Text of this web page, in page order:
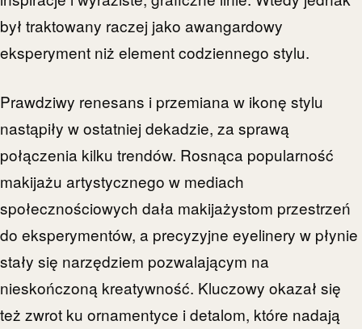
był traktowany raczej jako awangardowy
eksperyment niż element codziennego stylu.
Prawdziwy renesans i przemiana w ikonę stylu
nastąpiły w ostatniej dekadzie, za sprawą
połączenia kilku trendów. Rosnąca popularność
makijażu artystycznego w mediach
społecznościowych dała makijażystom przestrzeń
do eksperymentów, a precyzyjne eyelinery w płynie
stały się narzędziem pozwalającym na
nieskończoną kreatywność. Kluczowy okazał się
też zwrot ku ornamentyce i detalom, które nadają